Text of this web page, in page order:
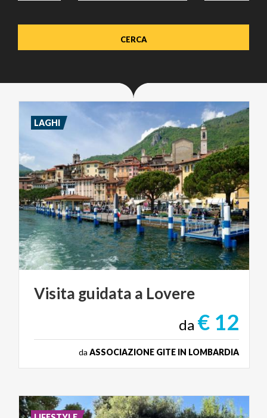
Visita guidata a Lovere
da € 12
da ASSOCIAZIONE GITE IN LOMBARDIA
LAGHI